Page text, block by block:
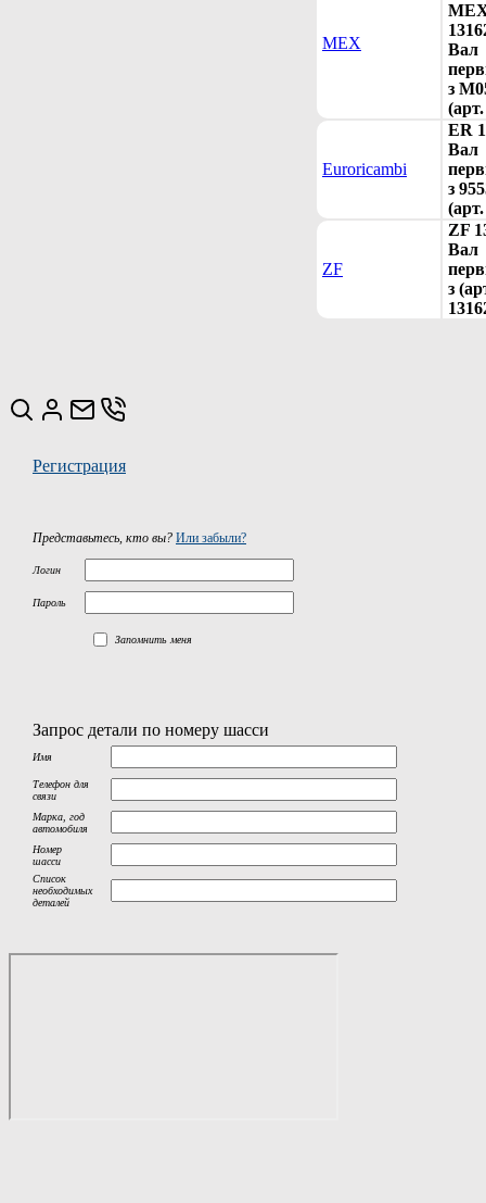
MEX
Вал
з
Euroricambi
ER
Вал
з
ZF
ZF
Вал
з
Регистрация
Представьтесь, кто вы? Или забыли?
Логин
Пароль
Запомнить меня
Запрос детали по номеру шасси
Имя
Телефон для
связи
Марка, год
автомобиля
Номер
шасси
Список
необходимых
деталей